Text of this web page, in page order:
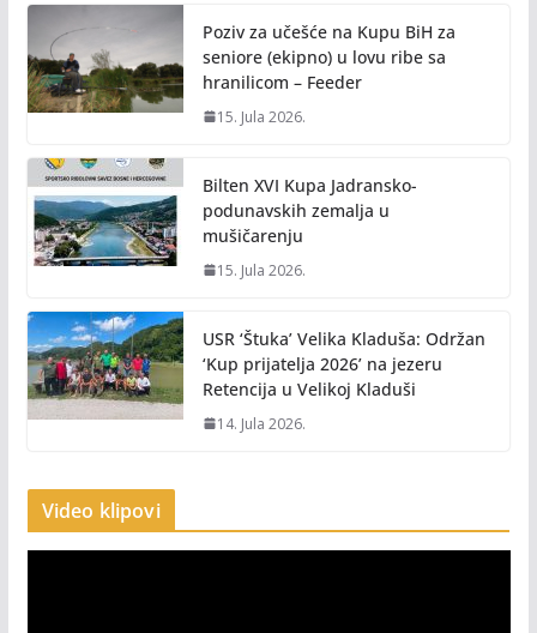
Poziv za učešće na Kupu BiH za
seniore (ekipno) u lovu ribe sa
hranilicom – Feeder
15. Jula 2026.
Bilten XVI Kupa Jadransko-
podunavskih zemalja u
mušičarenju
15. Jula 2026.
USR ‘Štuka’ Velika Kladuša: Održan
‘Kup prijatelja 2026’ na jezeru
Retencija u Velikoj Kladuši
14. Jula 2026.
Video klipovi